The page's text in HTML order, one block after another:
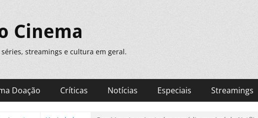
Cinema
streamings e cultura em geral.
Doação Críticas Notícias Especiais Streamings